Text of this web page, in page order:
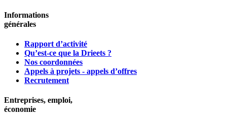
Informations
générales
Rapport d’activité
Qu’est-ce que la Drieets ?
Nos coordonnées
Appels à projets - appels d’offres
Recrutement
Entreprises, emploi,
économie